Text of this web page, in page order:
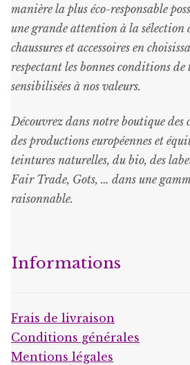
manière la plus éco-responsable
une grande attention à la sélection
chaussures et accessoires en
respectant les bonnes conditions
sensibilisées à nos valeurs.
Découvrez dans notre boutique des
des productions européennes et
teintures naturelles, du bio, des
Fair Trade, Gots, … dans une
raisonnable.
Informations
Frais de livraison
Conditions générales
Mentions légales